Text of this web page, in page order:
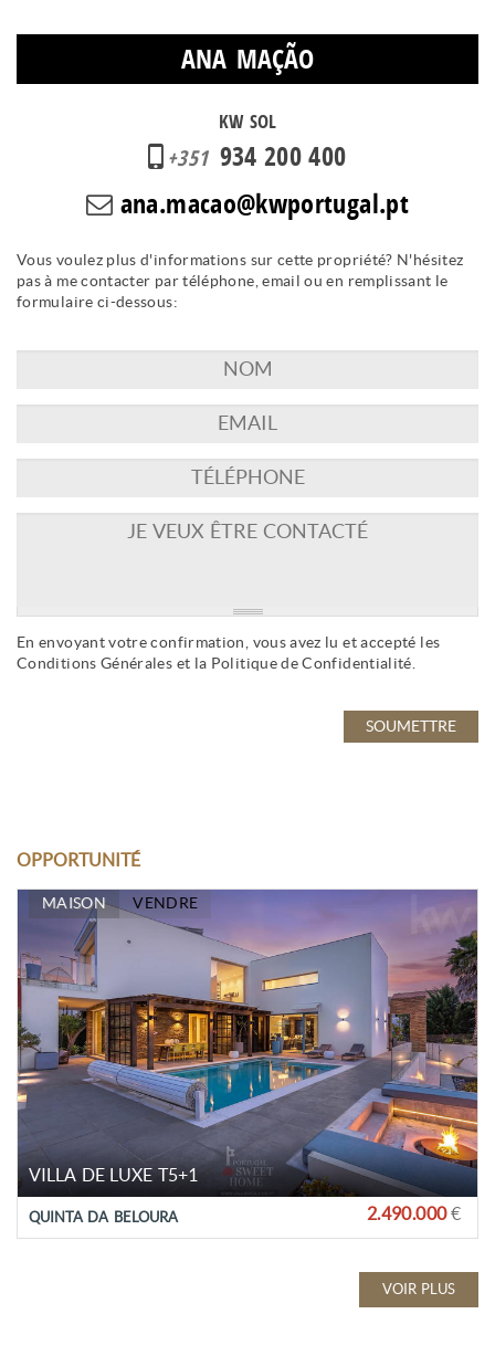
ANA MAÇÃO
KW SOL
+351 934 200 400
ana.macao@kwportugal.pt
Vous voulez plus d'informations sur cette propriété? N'hésitez
pas à me contacter par téléphone, email ou en remplissant le
formulaire ci-dessous:
En envoyant votre confirmation, vous avez lu et accepté les
Conditions Générales et la Politique de Confidentialité.
OPPORTUNITÉ
MAISON VENDRE
VILLA DE LUXE T5+1
QUINTA DA BELOURA 2.490.000€
VOIR PLUS